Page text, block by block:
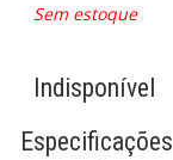
Sem estoque
Indisponível
Especificações